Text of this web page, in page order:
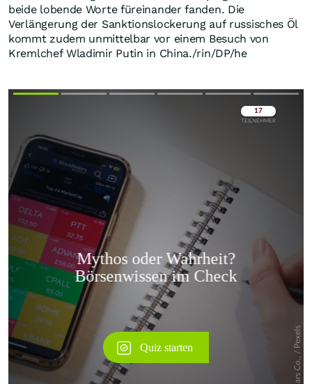
beide lobende Worte füreinander fanden. Die
Verlängerung der Sanktionslockerung auf russisches Öl
kommt zudem unmittelbar vor einem Besuch von
Kremlchef Wladimir Putin in China./rin/DP/he
Überspringen